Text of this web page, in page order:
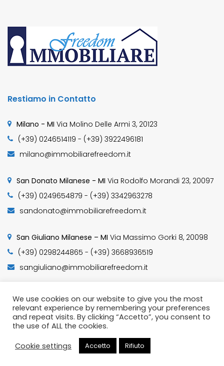
Restiamo in Contatto
Milano - MI Via Molino Delle Armi 3, 20123
(+39) 0246514119 - (+39) 3922496181
milano@immobiliarefreedom.it
San Donato Milanese - MI Via Rodolfo Morandi 23, 20097
(+39) 0249654879 - (+39) 3342963278
sandonato@immobiliarefreedom.it
San Giuliano Milanese – MI Via Massimo Gorki 8, 20098
(+39) 0298244865 - (+39) 3668936519
sangiuliano@immobiliarefreedom.it
© 2019 - DESIGNED BY - Millertech
We use cookies on our website to give you the most
relevant experience by remembering your preferences
and repeat visits. By clicking “Accetto”, you consent to
the use of ALL the cookies.
Cookie settings
Accetto Rifiuto
Chiama